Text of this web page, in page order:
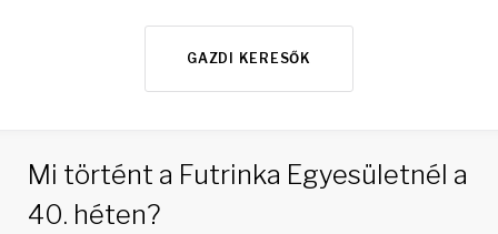
GAZDI KERESŐK
Mi történt a Futrinka Egyesületnél a
40. héten?